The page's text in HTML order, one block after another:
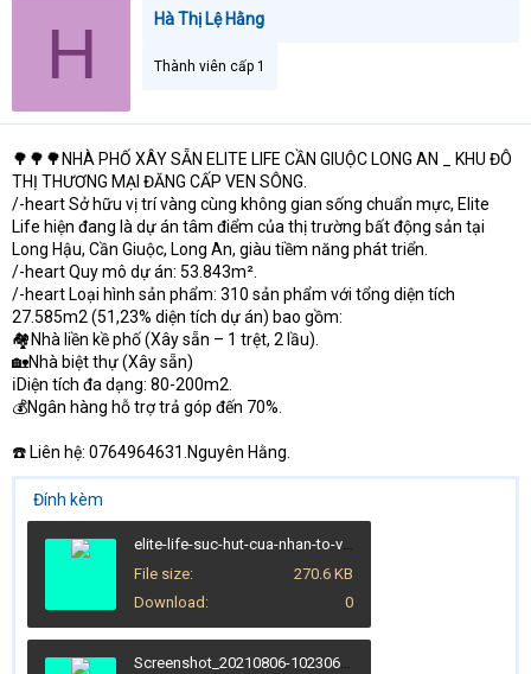
a
t
e
r
y
i
H Hà Thị Lệ Hằng
Thành viên cấp 1
🌳🌳🌳NHÀ PHỐ XÂY SẴN ELITE LIFE CẦN GIUỘC LONG AN _ KHU ĐÔ
THỊ THƯƠNG MẠI ĐĂNG CẤP VEN SÔNG.
/-heart Sở hữu vị trí vàng cùng không gian sống chuẩn mực, Elite
Life hiện đang là dự án tâm điểm của thị trường bất động sản tại
Long Hậu, Cần Giuộc, Long An, giàu tiềm năng phát triển.
/-heart Quy mô dự án: 53.843m².
/-heart Loại hình sản phẩm: 310 sản phẩm với tổng diện tích
27.585m2 (51,23% diện tích dự án) bao gồm:
🏘️Nhà liền kề phố (Xây sẵn – 1 trệt, 2 lầu).
🏡Nhà biệt thự (Xây sẵn)
ℹDiện tích đa dạng: 80-200m2.
💰Ngân hàng hỗ trợ trả góp đến 70%.
☎️ Liên hệ: 0764964631.Nguyên Hằng.
Đính kèm
elite-life-suc-hut-cua-nhan-to-vang-doi-voi-bat-dong-san-can-giuoc-saban-du-an-elite-life-long...jpg
File size
270.6 KB
Download
0
Screenshot_20210806-102306_Chrome.jpg